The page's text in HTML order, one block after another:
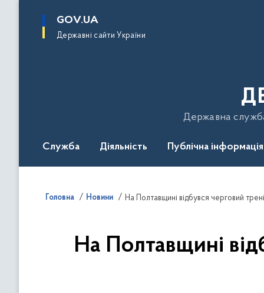
основного
GOV.UA
Державні сайти України
Державна
Служба Діяльність Публічна інформація
Головна Новини На Полтавщині відбувся черговий
На Полтавщині